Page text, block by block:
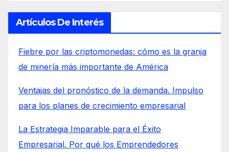
Artículos De Interés
Fiebre por las criptomonedas: cómo es la granja
de minería más importante de América
Ventajas del pronóstico de la demanda. Impulso
para los planes de crecimiento empresarial
La Estrategia Imparable para el Éxito
Empresarial. Por qué los Emprendedores